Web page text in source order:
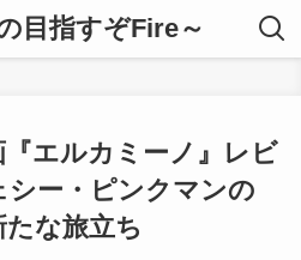
目指すぞFire～
エルカミーノ』レビ
シー・ピンクマンの
な旅立ち